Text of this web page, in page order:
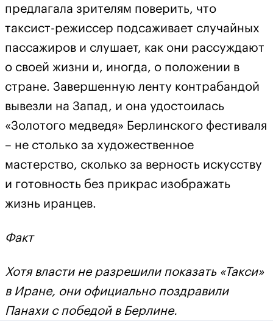
предлагала зрителям поверить, что
таксист-режиссер подсаживает случайных
пассажиров и слушает, как они рассуждают
о своей жизни и, иногда, о положении в
стране. Завершенную ленту контрабандой
вывезли на Запад, и она удостоилась
«Золотого медведя» Берлинского фестиваля
– не столько за художественное
мастерство, сколько за верность искусству
и готовность без прикрас изображать
жизнь иранцев.
Факт
Хотя власти не разрешили показать «Такси»
в Иране, они официально поздравили
Панахи с победой в Берлине.